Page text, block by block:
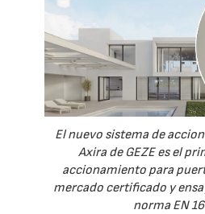
El nuevo sistema de
Axira de GEZE es el
accionamiento para
mercado certificado y
norma EN